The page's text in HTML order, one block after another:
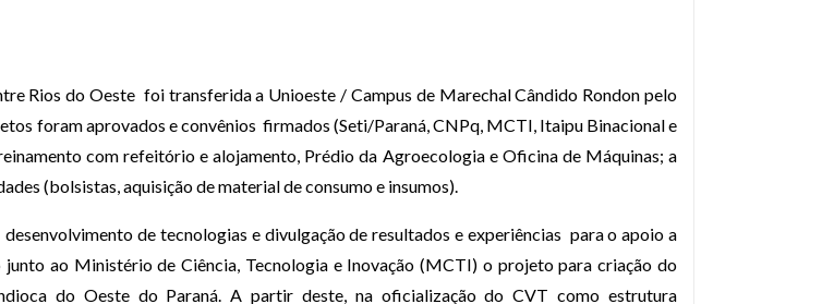
Rios do Oeste foi transferida a Unioeste / Campus de Marechal Cândido Rondon pelo
foram aprovados e convênios firmados (Seti/Paraná, CNPq, MCTI, Itaipu Binacional e
com refeitório e alojamento, Prédio da Agroecologia e Oficina de Máquinas; a
(bolsistas, aquisição de material de consumo e insumos).
desenvolvimento de tecnologias e divulgação de resultados e experiências para o apoio a
ao Ministério de Ciência, Tecnologia e Inovação (MCTI) o projeto para criação do
do Oeste do Paraná. A partir deste, na oficialização do CVTcomo estrutura